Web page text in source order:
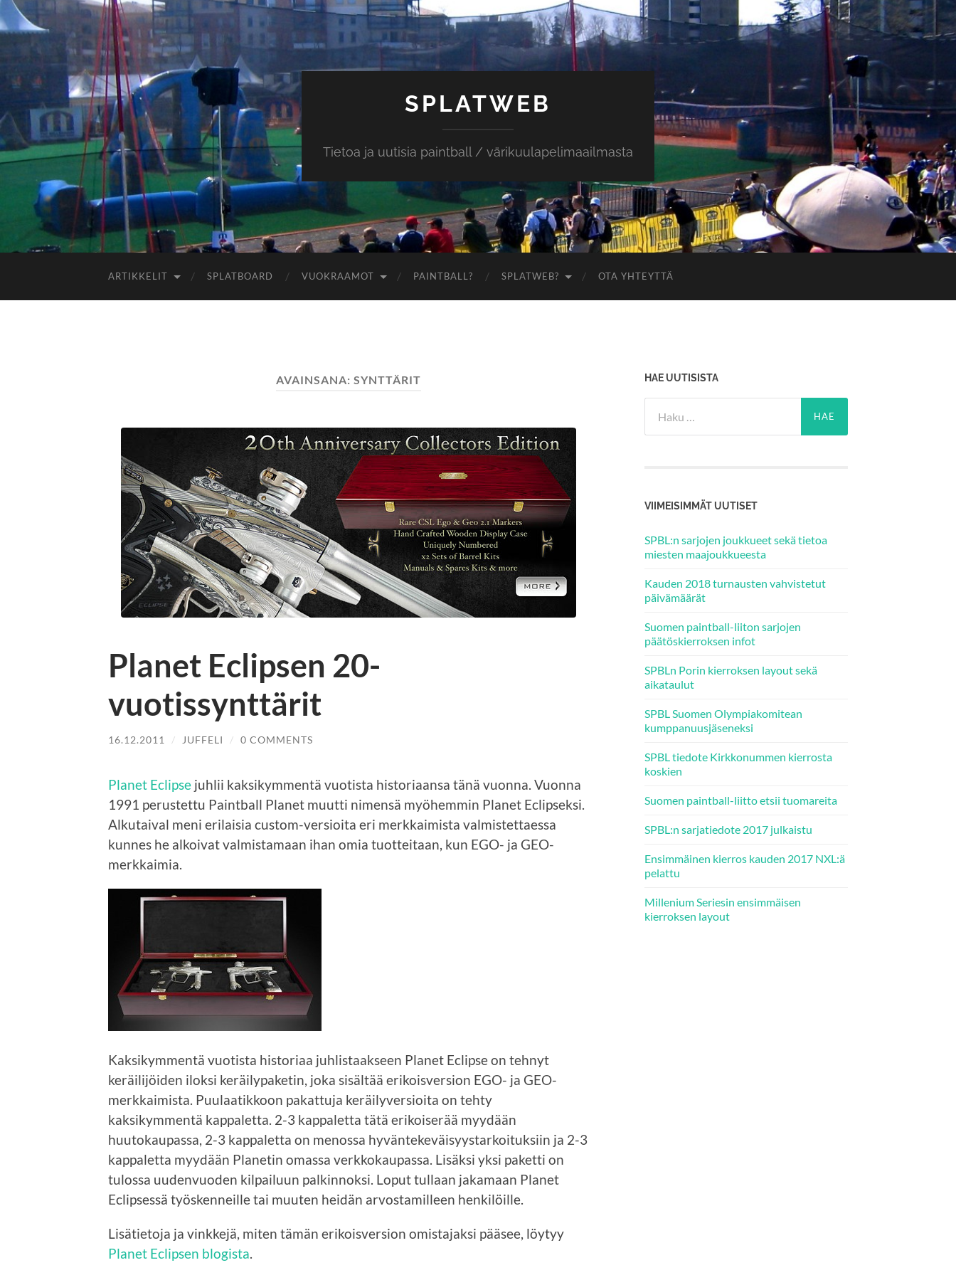
SPLATWEB
Tietoa ja uutisia paintball / värikuulapelimaailmasta
ARTIKKELIT SPLATBOARD VUOKRAAMOT PAINTBALL? SPLATWEB? OTA YHTEYTTÄ
AVAINSANA: SYNTTÄRIT
Planet Eclipsen 20-
vuotissynttärit
16.12.2011 / JUFFELI / 0 COMMENTS
Planet Eclipse juhlii kaksikymmentä vuotista historiaansa tänä vuonna. Vuonna
1991 perustettu Paintball Planet muutti nimensä myöhemmin Planet Eclipseksi.
Alkutaival meni erilaisia custom-versioita eri merkkaimista valmistettaessa
kunnes he alkoivat valmistamaan ihan omia tuotteitaan, kun EGO- ja GEO-
merkkaimia.
Kaksikymmentä vuotista historiaa juhlistaakseen Planet Eclipse on tehnyt
keräilijöiden iloksi keräilypaketin, joka sisältää erikoisversion EGO- ja GEO-
merkkaimista. Puulaatikkoon pakattuja keräilyversioita on tehty
kaksikymmentä kappaletta. 2-3 kappaletta tätä erikoiserää myydään
huutokaupassa, 2-3 kappaletta on menossa hyväntekeväisyystarkoituksiin ja 2-3
kappaletta myydään Planetin omassa verkkokaupassa. Lisäksi yksi paketti on
tulossa uudenvuoden kilpailuun palkinnoksi. Loput tullaan jakamaan Planet
Eclipsessä työskenneille tai muuten heidän arvostamilleen henkilöille.
Lisätietoja ja vinkkejä, miten tämän erikoisversion omistajaksi pääsee, löytyy
Planet Eclipsen blogista.
HAE UUTISISTA
VIIMEISIMMÄT UUTISET
SPBL:n sarjojen joukkueet sekä tietoa
miesten maajoukkueesta
Kauden 2018 turnausten vahvistetut
päivämäärät
Suomen paintball-liiton sarjojen
päätöskierroksen infot
SPBLn Porin kierroksen layout sekä
aikataulut
SPBL Suomen Olympiakomitean
kumppanuusjäseneksi
SPBL tiedote Kirkkonummen kierrosta
koskien
Suomen paintball-liitto etsii tuomareita
SPBL:n sarjatiedote 2017 julkaistu
Ensimmäinen kierros kauden 2017 NXL:ä
pelattu
Millenium Seriesin ensimmäisen
kierroksen layout